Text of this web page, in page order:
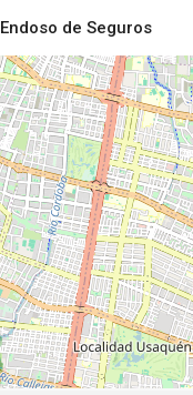
Endoso de Seguros